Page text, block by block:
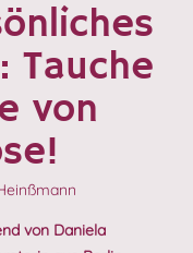
Tauche
von
von Daniela